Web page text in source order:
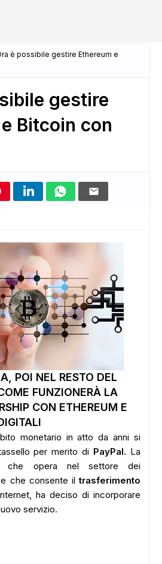
è possibile gestire Ethereum e
gestire
Bitcoin con
POI NEL RESTO DEL
FUNZIONERÀ LA
CON ETHEREUM E
monetario in atto da anni si
per merito di PayPal. La
che opera nel settore dei
e che consente iltrasferimento
ha deciso di incorporare
servizio.